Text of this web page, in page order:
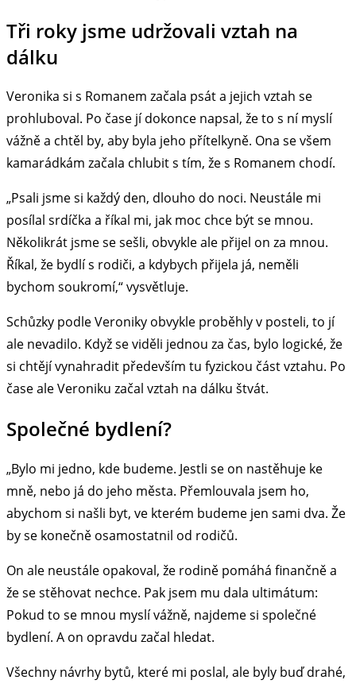
Tři roky jsme udržovali vztah na
dálku
Veronika si s Romanem začala psát a jejich vztah se
prohluboval. Po čase jí dokonce napsal, že to s ní myslí
vážně a chtěl by, aby byla jeho přítelkyně. Ona se všem
kamarádkám začala chlubit s tím, že s Romanem chodí.
„Psali jsme si každý den, dlouho do noci. Neustále mi
posílal srdíčka a říkal mi, jak moc chce být se mnou.
Několikrát jsme se sešli, obvykle ale přijel on za mnou.
Říkal, že bydlí s rodiči, a kdybych přijela já, neměli
bychom soukromí,“ vysvětluje.
Schůzky podle Veroniky obvykle proběhly v posteli, to jí
ale nevadilo. Když se viděli jednou za čas, bylo logické, že
si chtějí vynahradit především tu fyzickou část vztahu. Po
čase ale Veroniku začal vztah na dálku štvát.
Společné bydlení?
„Bylo mi jedno, kde budeme. Jestli se on nastěhuje ke
mně, nebo já do jeho města. Přemlouvala jsem ho,
abychom si našli byt, ve kterém budeme jen sami dva. Že
by se konečně osamostatnil od rodičů.
On ale neustále opakoval, že rodině pomáhá finančně a
že se stěhovat nechce. Pak jsem mu dala ultimátum:
Pokud to se mnou myslí vážně, najdeme si společné
bydlení. A on opravdu začal hledat.
Všechny návrhy bytů, které mi poslal, ale byly buď drahé,